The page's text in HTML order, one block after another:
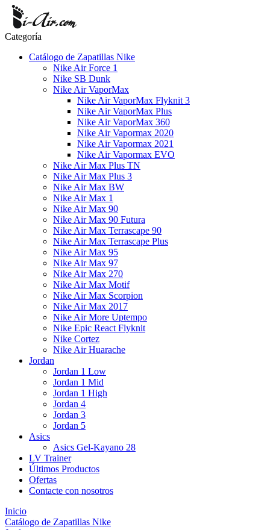
Categoría
Catálogo de Zapatillas Nike
Nike Air Force 1
Nike SB Dunk
Nike Air VaporMax
Nike Air VaporMax Flyknit 3
Nike Air VaporMax Plus
Nike Air VaporMax 360
Nike Air Vapormax 2020
Nike Air Vapormax 2021
Nike Air Vapormax EVO
Nike Air Max Plus TN
Nike Air Max Plus 3
Nike Air Max BW
Nike Air Max 1
Nike Air Max 90
Nike Air Max 90 Futura
Nike Air Max Terrascape 90
Nike Air Max Terrascape Plus
Nike Air Max 95
Nike Air Max 97
Nike Air Max 270
Nike Air Max Motif
Nike Air Max Scorpion
Nike Air Max 2017
Nike Air More Uptempo
Nike Epic React Flyknit
Nike Cortez
Nike Air Huarache
Jordan
Jordan 1 Low
Jordan 1 Mid
Jordan 1 High
Jordan 4
Jordan 3
Jordan 5
Asics
Asics Gel-Kayano 28
LV Trainer
Últimos Productos
Ofertas
Contacte con nosotros
Inicio
Catálogo de Zapatillas Nike